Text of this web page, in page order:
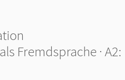
Fremdsprache · A2: